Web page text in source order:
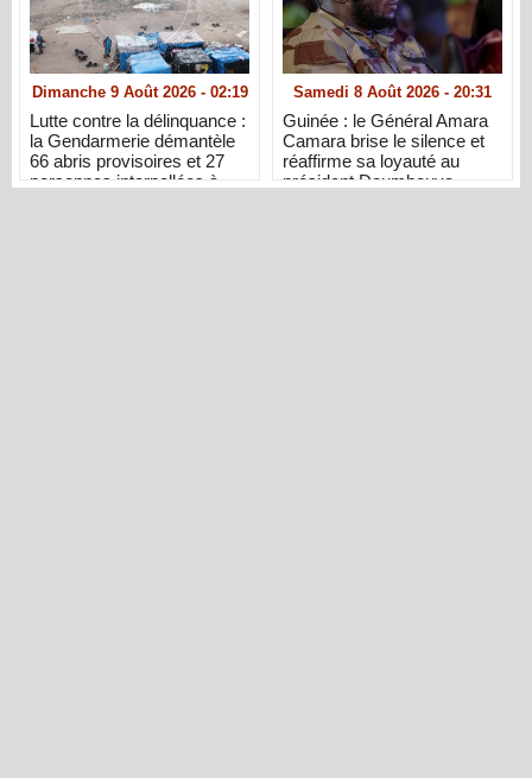
Dimanche 9 Août 2026 - 02:19
Lutte contre la délinquance :
la Gendarmerie démantèle
66 abris provisoires et 27
personnes interpellées à
Samedi 8 Août 2026 - 20:31
Guinée : le Général Amara
Camara brise le silence et
réaffirme sa loyauté au
président Doumbouya